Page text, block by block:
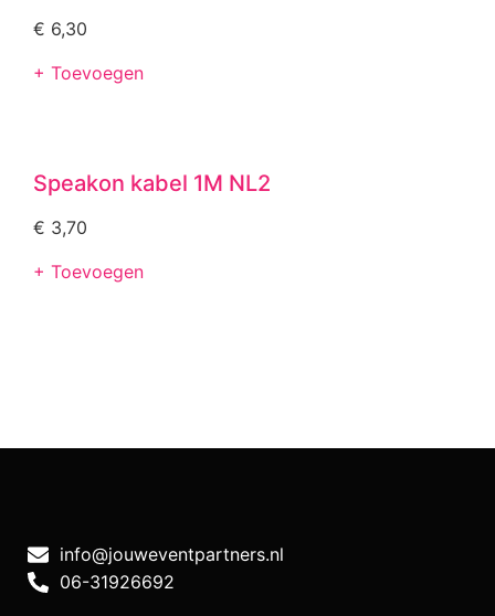
€ 6,30
+ Toevoegen
Speakon kabel 1M NL2
€ 3,70
+ Toevoegen
info@jouweventpartners.nl
06-31926692